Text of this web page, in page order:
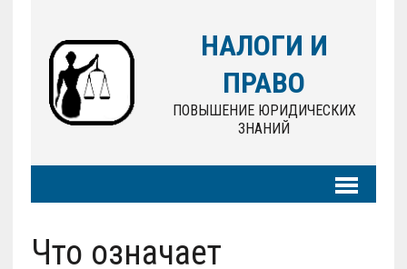
НАЛОГИ И
ПРАВО
ПОВЫШЕНИЕ ЮРИДИЧЕСКИХ
ЗНАНИЙ
Что означает